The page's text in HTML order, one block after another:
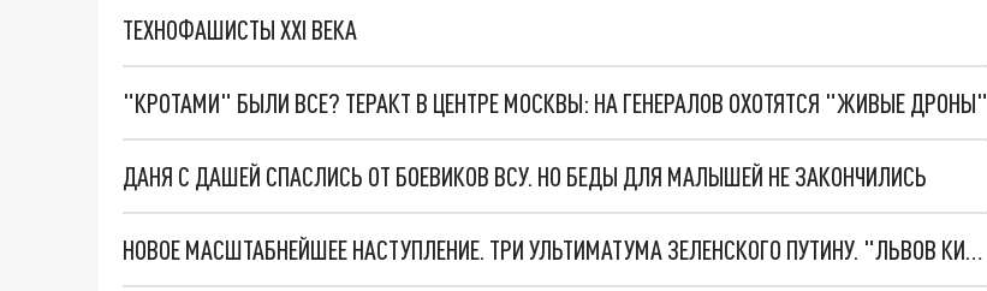
ТЕХНОФАШИСТЫ XXI ВЕКА
"КРОТАМИ" БЫЛИ ВСЕ? ТЕРАКТ В ЦЕНТРЕ МОСКВЫ: НА ГЕНЕРАЛОВ ОХОТЯТСЯ "ЖИВЫЕ ДРОНЫ"
ДАНЯ С ДАШЕЙ СПАСЛИСЬ ОТ БОЕВИКОВ ВСУ. НО БЕДЫ ДЛЯ МАЛЫШЕЙ НЕ ЗАКОНЧИЛИСЬ
НОВОЕ МАСШТАБНЕЙШЕЕ НАСТУПЛЕНИЕ. ТРИ УЛЬТИМАТУМА ЗЕЛЕНСКОГО ПУТИНУ. "ЛЬВОВ КИМА" ПОСТАВЯТ НА ПВО? ГЛОБАЛЬНЫЙ ПРОРЫВ ПОД ЗАПОРОЖЬЕМ